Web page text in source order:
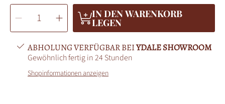
MENGE
AUSWÄHLEN
Menge
für
Hängende
Ohrringe
Thors
Hammer
Bronze
verringern
Menge
für
Hängende
Ohrringe
Thors
Hammer
Bronze
erhöhen
IN DEN WARENKORB
LEGEN
ABHOLUNG VERFÜGBAR BEIYDALE SHOWROOM
Gewöhnlich fertig in 24 Stunden
Shopinformationen anzeigen